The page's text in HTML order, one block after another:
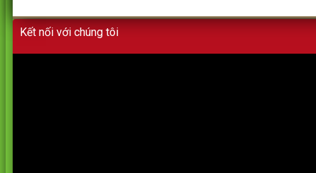
Kết nối với chúng tôi